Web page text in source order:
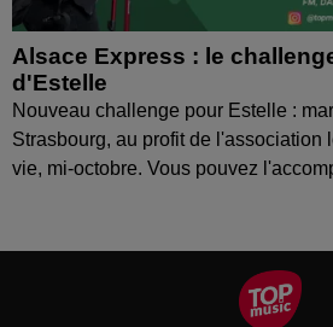
Alsace Express : le
d'Estelle
Nouveau challenge pour Estelle :
Strasbourg, au profit de l'association
vie, mi-octobre. Vous pouvez